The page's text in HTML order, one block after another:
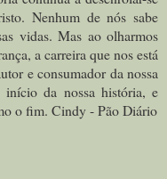
Nenhum de nós sabe
vidas. Mas ao olharmos
a carreira que nos está
e consumador da nossa
início da nossa história, e
o fim. Cindy - Pão Diário